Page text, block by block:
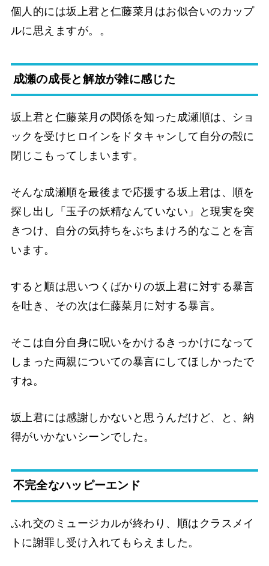
個人的には坂上君と仁藤菜月はお似合いのカップ
ルに思えますが。。
成瀬の成長と解放が雑に感じた
坂上君と仁藤菜月の関係を知った成瀬順は、ショ
ックを受けヒロインをドタキャンして自分の殻に
閉じこもってしまいます。
そんな成瀬順を最後まで応援する坂上君は、順を
探し出し「玉子の妖精なんていない」と現実を突
きつけ、自分の気持ちをぶちまけろ的なことを言
います。
すると順は思いつくばかりの坂上君に対する暴言
を吐き、その次は仁藤菜月に対する暴言。
そこは自分自身に呪いをかけるきっかけになって
しまった両親についての暴言にしてほしかったで
すね。
坂上君には感謝しかないと思うんだけど、と、納
得がいかないシーンでした。
不完全なハッピーエンド
ふれ交のミュージカルが終わり、順はクラスメイ
トに謝罪し受け入れてもらえました。